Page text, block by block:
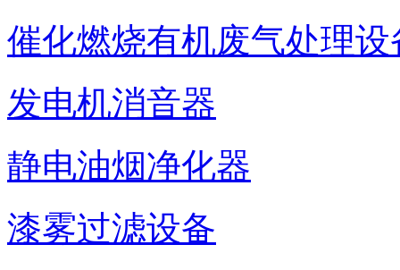
催化燃烧有机废气处理设
发电机消音器
静电油烟净化器
漆雾过滤设备